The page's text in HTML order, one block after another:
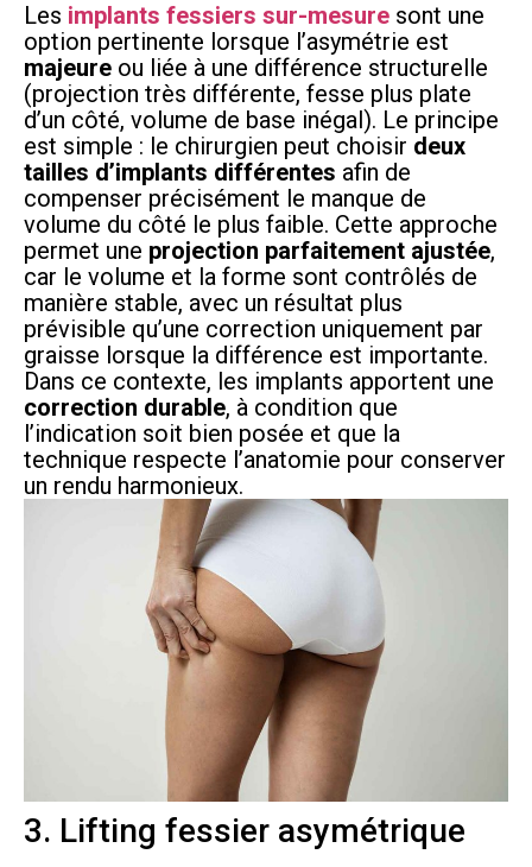
Les implants fessiers sur-mesure sont une
option pertinente lorsque l’asymétrie est
majeure ou liée à une différence structurelle
(projection très différente, fesse plus plate
d’un côté, volume de base inégal). Le principe
est simple : le chirurgien peut choisir deux
tailles d’implants différentes afin de
compenser précisément le manque de
volume du côté le plus faible. Cette approche
permet une projection parfaitement ajustée,
car le volume et la forme sont contrôlés de
manière stable, avec un résultat plus
prévisible qu’une correction uniquement par
graisse lorsque la différence est importante.
Dans ce contexte, les implants apportent une
correction durable, à condition que
l’indication soit bien posée et que la
technique respecte l’anatomie pour conserver
un rendu harmonieux.
3. Lifting fessier asymétrique